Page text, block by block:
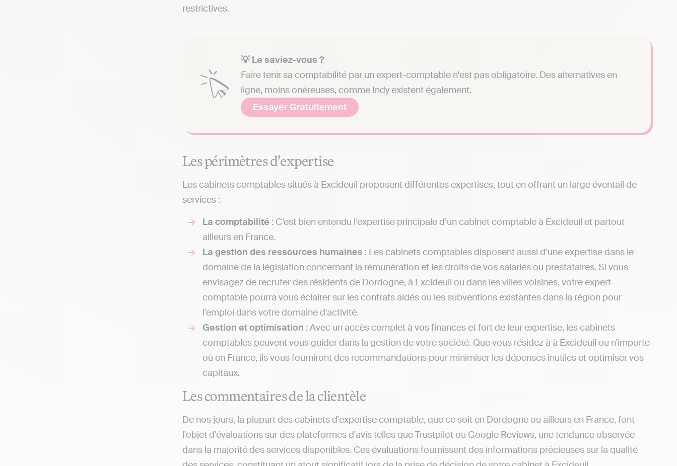
restrictives.
💡 Le saviez-vous ?
Faire tenir sa comptabilité par un expert-comptable n'est pas obligatoire. Des alternatives en
ligne, moins onéreuses, comme Indy existent également.
Essayer Gratuitement
Les périmètres d'expertise
Les cabinets comptables situés à Excideuil proposent différentes expertises, tout en offrant un large éventail de
services :
La comptabilité : C’est bien entendu l’expertise principale d’un cabinet comptable à Excideuil et partout
ailleurs en France.
La gestion des ressources humaines : Les cabinets comptables disposent aussi d’une expertise dans le
domaine de la législation concernant la rémunération et les droits de vos salariés ou prestataires. Si vous
envisagez de recruter des résidents de Dordogne, à Excideuil ou dans les villes voisines, votre expert-
comptable pourra vous éclairer sur les contrats aidés ou les subventions existantes dans la région pour
l'emploi dans votre domaine d'activité.
Gestion et optimisation : Avec un accès complet à vos finances et fort de leur expertise, les cabinets
comptables peuvent vous guider dans la gestion de votre société. Que vous résidez à à Excideuil ou n'importe
où en France, ils vous fourniront des recommandations pour minimiser les dépenses inutiles et optimiser vos
capitaux.
Les commentaires de la clientèle
De nos jours, la plupart des cabinets d'expertise comptable, que ce soit en Dordogne ou ailleurs en France, font
l'objet d'évaluations sur des plateformes d'avis telles que Trustpilot ou Google Reviews, une tendance observée
dans la majorité des services disponibles. Ces évaluations fournissent des informations précieuses sur la qualité